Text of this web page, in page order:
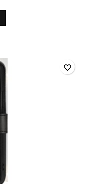
favorite_border